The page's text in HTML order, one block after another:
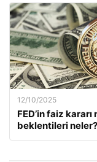
12/10/2025
FED’in faiz
beklentileri neler?